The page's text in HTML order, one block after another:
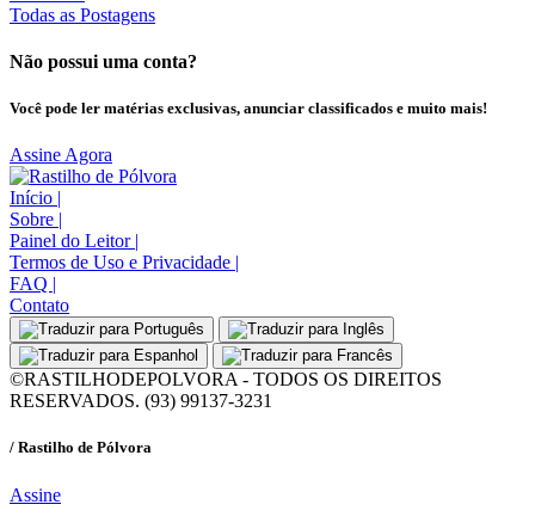
Todas as Postagens
Não possui uma conta?
Você pode ler matérias exclusivas, anunciar classificados e muito mais!
Assine Agora
Início |
Sobre |
Painel do Leitor |
Termos de Uso e Privacidade |
FAQ |
Contato
©RASTILHODEPOLVORA - TODOS OS DIREITOS
RESERVADOS. (93) 99137-3231
/ Rastilho de Pólvora
Assine